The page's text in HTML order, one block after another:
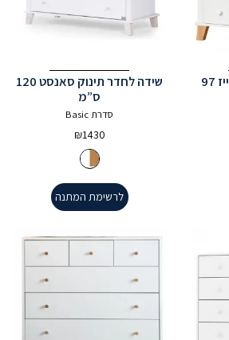
שידה לחדר תינוק סנרייז 97
שידה לחדר תינוק סאנסט 120
ס”מ
סדרת Basic
₪1430
לרשימת המתנה